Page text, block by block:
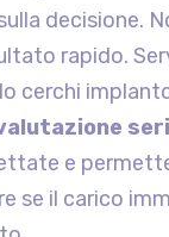
decisione.
rapido.
cerchi
e
se il carico